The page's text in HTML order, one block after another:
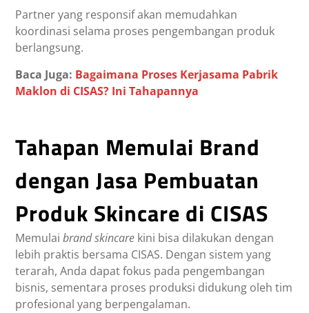
Partner yang responsif akan memudahkan
koordinasi selama proses pengembangan produk
berlangsung.
Baca Juga: Bagaimana Proses Kerjasama Pabrik
Maklon di CISAS? Ini Tahapannya
Tahapan Memulai Brand
dengan Jasa Pembuatan
Produk Skincare di CISAS
Memulai brand skincare kini bisa dilakukan dengan
lebih praktis bersama CISAS. Dengan sistem yang
terarah, Anda dapat fokus pada pengembangan
bisnis, sementara proses produksi didukung oleh tim
profesional yang berpengalaman.